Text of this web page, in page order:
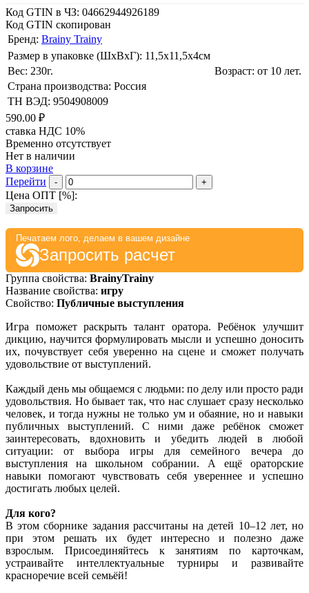
Код GTIN в ЧЗ: 04662944926189
Код GTIN скопирован
Бренд: Brainy Trainy
Размер в упаковке (ШхВxГ): 11,5х11,5х4cм
Вес: 230г.
Возраст: от 10 лет.
Страна производства: Россия
ТН ВЭД: 9504908009
590.00 ₽
ставка НДС 10%
Временно отсутствует
Нет в наличии
В корзине
Перейти
- +
Цена ОПТ [%]:
Запросить
Печатаем лого, делаем в вашем дизайне
Запросить расчет
Группа свойства: BrainyTrainy
Название свойства: игру
Свойство: Публичные выступления
Игра поможет раскрыть талант оратора. Ребёнок улучшит
дикцию, научится формулировать мысли и успешно доносить
их, почувствует себя уверенно на сцене и сможет получать
удовольствие от выступлений.
Каждый день мы общаемся с людьми: по делу или просто ради
удовольствия. Но бывает так, что нас слушает сразу несколько
человек, и тогда нужны не только ум и обаяние, но и навыки
публичных выступлений. С ними даже ребёнок сможет
заинтересовать, вдохновить и убедить людей в любой
ситуации: от выбора игры для семейного вечера до
выступления на школьном собрании. А ещё ораторские
навыки помогают чувствовать себя увереннее и успешно
достигать любых целей.
Для кого?
В этом сборнике задания рассчитаны на детей 10–12 лет, но
при этом решать их будет интересно и полезно даже
взрослым. Присоединяйтесь к занятиям по карточкам,
устраивайте интеллектуальные турниры и развивайте
красноречие всей семьёй!